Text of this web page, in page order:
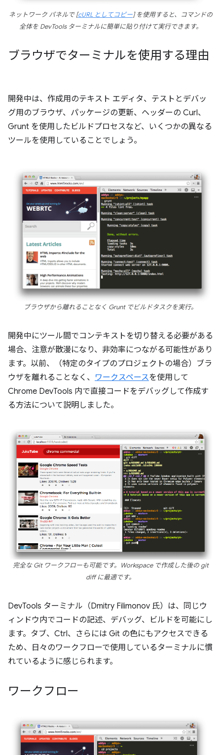
ネットワーク パネルで [cURL としてコピー] を使用すると、コマンドの
全体を DevTools ターミナルに簡単に貼り付けて実行できます。
ブラウザでターミナルを使用する理由
開発中は、作成用のテキスト エディタ、テストとデバッ
グ用のブラウザ、パッケージの更新、ヘッダーの Curl、
Grunt を使用したビルドプロセスなど、いくつかの異なる
ツールを使用していることでしょう。
ブラウザから離れることなく Grunt でビルドタスクを実行。
開発中にツール間でコンテキストを切り替える必要がある
場合、注意が散漫になり、非効率につながる可能性があり
ます。以前、（特定のタイプのプロジェクトの場合）ブラ
ウザを離れることなく、 ワークスペースを使用して
Chrome DevTools 内で直接コードをデバッグして作成す
る方法について説明しました。
完全な Git ワークフローも可能です。Workspace で作成した後の git
diffに最適です。
DevTools ターミナル（Dmitry Filimonov 氏）は、同じウ
ィンドウ内でコードの記述、デバッグ、ビルドを可能にし
ます。タブ、Ctrl、さらには Git の色にもアクセスできる
ため、日々のワークフローで使用しているターミナルに慣
れているように感じられます。
ワークフロー